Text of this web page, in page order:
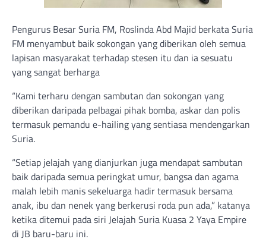
Pengurus Besar Suria FM, Roslinda Abd Majid berkata Suria
FM menyambut baik sokongan yang diberikan oleh semua
lapisan masyarakat terhadap stesen itu dan ia sesuatu
yang sangat berharga
“Kami terharu dengan sambutan dan sokongan yang
diberikan daripada pelbagai pihak bomba, askar dan polis
termasuk pemandu e-hailing yang sentiasa mendengarkan
Suria.
“Setiap jelajah yang dianjurkan juga mendapat sambutan
baik daripada semua peringkat umur, bangsa dan agama
malah lebih manis sekeluarga hadir termasuk bersama
anak, ibu dan nenek yang berkerusi roda pun ada,” katanya
ketika ditemui pada siri Jelajah Suria Kuasa 2 Yaya Empire
di JB baru-baru ini.